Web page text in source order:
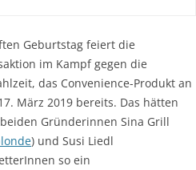
Geburtstag feiert die
im Kampf gegen die
das Convenience-Produkt an
März 2019 bereits. Das hätten
Gründerinnen Sina Grill
) und Susi Liedl
so ein